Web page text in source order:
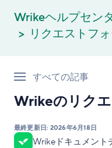
Wrikeヘルプセン
リクエストフ
すべての記事
Wrikeのリク
最終更新日: 2026年6月18日
Wrikeドキュメント